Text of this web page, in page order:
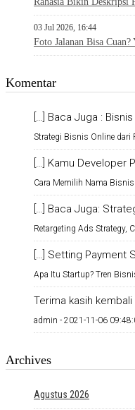
03 Jul 2026, 16:44
Foto Jalanan Bisa
Komentar
[…] Baca Juga :
Strategi Bisnis Online dari
[…] Kamu Developer
Cara Memilih Nama
[…] Baca Juga:
Retargeting Ads Strategy,
[…] Setting Payment
Apa Itu Startup? Tren
Terima kasih
admin - 2021-11-06
Archives
Agustus 2026